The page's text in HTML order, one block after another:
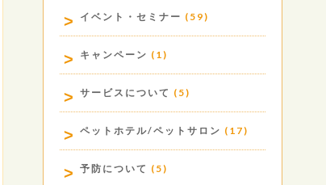
イベント・セミナー (59)
キャンペーン (1)
サービスについて (5)
ペットホテル/ペットサロン (17)
予防について (5)